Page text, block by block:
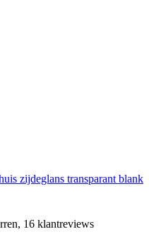
zijdeglans transparant blank
16 klantreviews